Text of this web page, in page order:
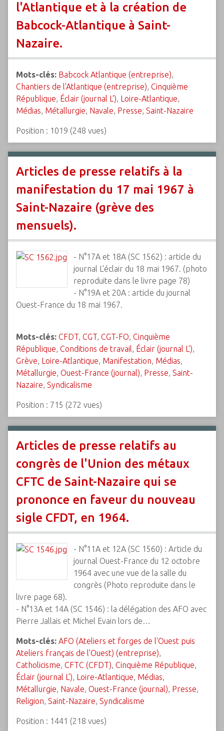
l'Atlantique et à la création de
Babcock-Atlantique à Saint-
Nazaire.
Mots-clés: Babcock Atlantique (entreprise),
Chantiers de l'Atlantique (entreprise), Cinquième
République, Éclair (journal L'), Loire-Atlantique,
Médias, Métallurgie, Navale, Presse, Saint-Nazaire
Position : 1019 (248 vues)
Articles de presse relatifs à la
manifestation du 17 mai 1967 à
Saint-Nazaire (grève des
mensuels).
- N°17A et 18A (SC 1562) : article du
journal L'éclair du 18 mai 1967. (photo
reproduite dans le livre page 78)
- N°19A et 20A : article du journal
Ouest-France du 18 mai 1967.
Mots-clés: CFDT, CGT, CGT-FO, Cinquième
République, Conditions de travail, Éclair (journal L'),
Grève, Loire-Atlantique, Manifestation, Médias,
Métallurgie, Ouest-France (journal), Presse, Saint-
Nazaire, Syndicalisme
Position : 715 (272 vues)
Articles de presse relatifs au
congrès de l'Union des métaux
CFTC de Saint-Nazaire qui se
prononce en faveur du nouveau
sigle CFDT, en 1964.
- N°11A et 12A (SC 1560) : Article du
journal Ouest-France du 12 octobre
1964 avec une vue de la salle du
congrès (Photo reproduite dans le
livre page 68).
- N°13A et 14A (SC 1546) : la délégation des AFO avec
Pierre Jallais et Michel Evain lors de…
Mots-clés: AFO (Ateliers et forges de l'Ouest puis
Ateliers français de l'Ouest) (entreprise),
Catholicisme, CFTC (CFDT), Cinquième République,
Éclair (journal L'), Loire-Atlantique, Médias,
Métallurgie, Navale, Ouest-France (journal), Presse,
Religion, Saint-Nazaire, Syndicalisme
Position : 1441 (218 vues)